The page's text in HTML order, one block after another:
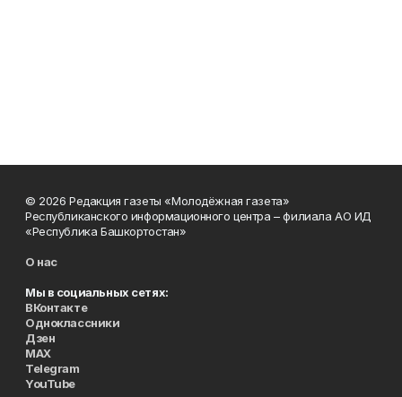
© 2026 Редакция газеты «Молодёжная газета»
Республиканского информационного центра – филиала АО ИД
«Республика Башкортостан»
О нас
Мы в социальных сетях:
ВКонтакте
Одноклассники
Дзен
MAX
Telegram
YouTube